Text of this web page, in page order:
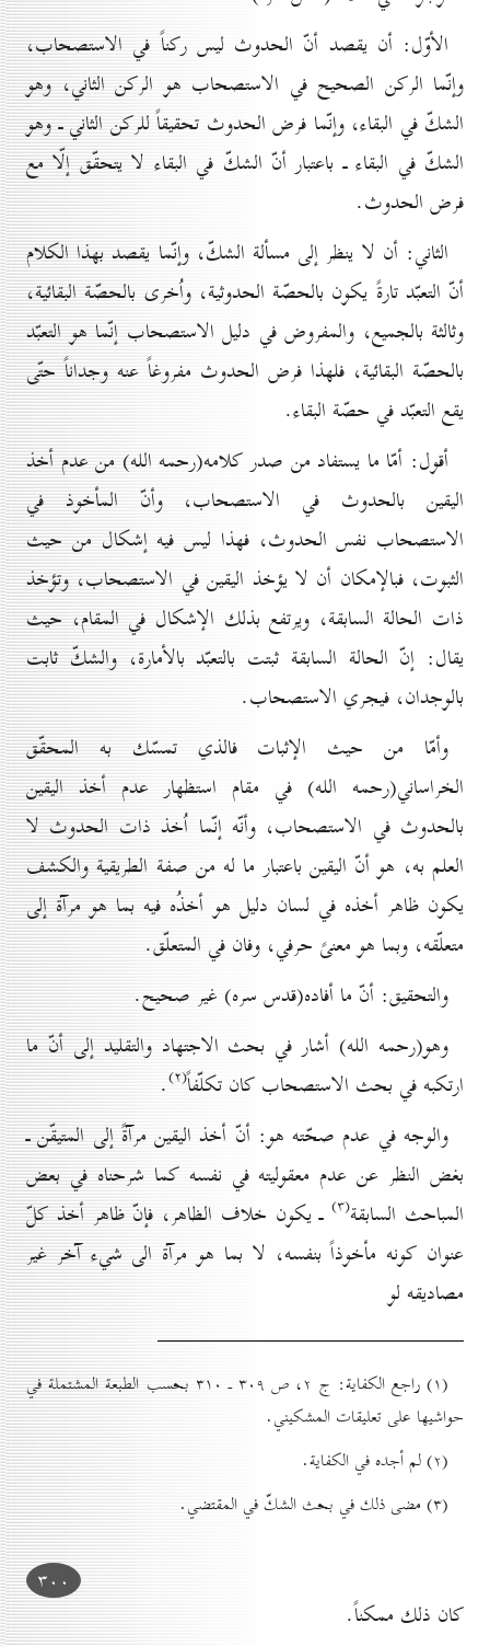
الأوّل: أن يقصد أنّ الحدوث ليس ركناً في الاستصحاب،
وإنّما الركن الصحيح في الاستصحاب هو الركن الثاني، وهو
الشكّ في البقاء، وإنّما فرض الحدوث تحقيقاً للركن الثاني ـ وهو
الشكّ في البقاء ـ باعتبار أنّ الشكّ في البقاء لا يتحقّق إلّا مع
فرض الحدوث.
الثاني: أن لا ينظر إلى مسألة الشكّ، وإنّما يقصد بهذا الكلام
أنّ التعبّد تارةً يكون بالحصّة الحدوثية، واُخرى بالحصّة البقائية،
وثالثة بالجميع، والمفروض في دليل الاستصحاب إنّما هو التعبّد
بالحصّة البقائية، فلهذا فرض الحدوث مفروغاً عنه وجداناً حتّى
يقع التعبّد في حصّة البقاء.
أقول: أمّا ما يستفاد من صدر كلامه(رحمه الله) من عدم أخذ
اليقين بالحدوث في الاستصحاب، وأنّ المأخوذ في
الاستصحاب نفس الحدوث، فهذا ليس فيه إشكال من حيث
الثبوت، فبالإمكان أن لا يؤخذ اليقين في الاستصحاب، وتؤخذ
ذات الحالة السابقة، ويرتفع بذلك الإشكال في المقام، حيث
يقال: إنّ الحالة السابقة ثبتت بالتعبّد بالأمارة، والشكّ ثابت
بالوجدان، فيجري الاستصحاب.
وأمّا من حيث الإثبات فالذي تمسّك به المحقّق
الخراساني(رحمه الله) في مقام استظهار عدم أخذ اليقين
بالحدوث في الاستصحاب، وأنّه إنّما اُخذ ذات الحدوث لا
العلم به، هو أنّ اليقين باعتبار ما له من صفة الطريقية والكشف
يكون ظاهر أخذه في لسان دليل هو أخذُه فيه بما هو مرآة إلى
متعلّقه، وبما هو معنىً حرفي، وفان في المتعلّق.
والتحقيق: أنّ ما أفاده(قدس سره) غير صحيح.
وهو(رحمه الله) أشار في بحث الاجتهاد والتقليد إلى أنّ ما
ارتكبه في بحث الاستصحاب كان تكلّفاً(۲) .
والوجه في عدم صحّته هو: أنّ أخذ اليقين مرآةً إلى المتيقّن ـ
بغض النظر عن عدم معقوليته في نفسه كما شرحناه في بعض
المباحث السابقة(۳) ـ يكون خلاف الظاهر، فإنّ ظاهر أخذ كلّ
عنوان كونه مأخوذاً بنفسه، لا بما هو مرآة الى شيء آخر غير
مصاديقه لو
(۱) راجع الكفاية: ج ۲، ص ۳٠۹ ـ ۳۱٠ بحسب الطبعة المشتملة في
حواشيها على تعليقات المشكيني.
(۲) لم أجده في الكفاية.
(۳) مضى ذلك في بحث الشكّ في المقتضي.
۳٠٠
كان ذلك ممكناً.